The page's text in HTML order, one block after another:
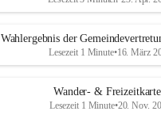
Wahlergebnis der
Lesezeit 1 Minute•16. März
Wander- &
Lesezeit 1 Minute•20. Nov.